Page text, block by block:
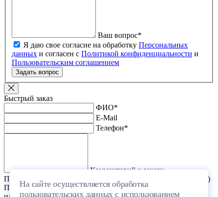
Ваш вопрос*
Я даю свое согласие на обработку Персональных
данных и согласен с Политикой конфиденциальности и
Пользовательским соглашением
Задать вопрос
На сайте осуществляется обработка
пользовательских данных с использованием
Быстрый заказ
ФИО*
E-Mail
Телефон*
Комментарий к заказу
Прикрепить файл (проект дома или список стройматериалов)
Перетащите один или несколько файлов в эту область